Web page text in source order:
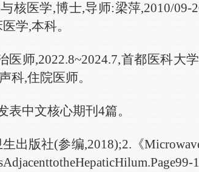
核医学,博士,导师:梁萍,2010/09-
医学,本科。
医师,2022.8~2024.7,首都医科大
科,住院医师。
表中文核心期刊 4篇。
生出版社(参编,2018);2. 《
.Page99-